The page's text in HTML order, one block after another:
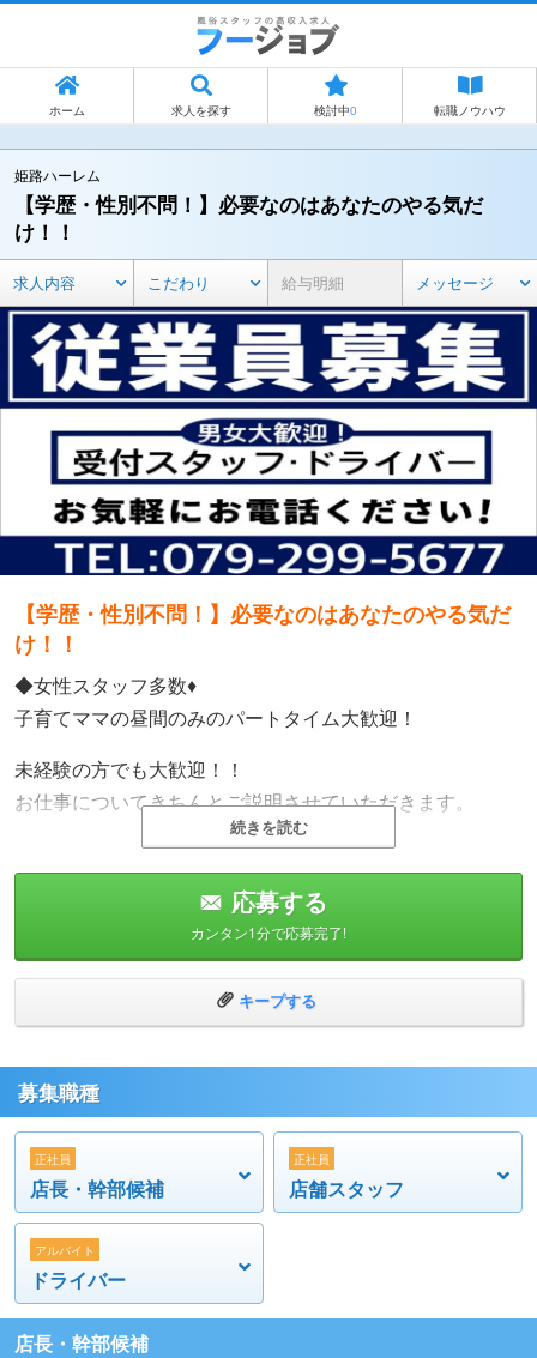
ホーム 求人を探す 検討中0 転職ノウハウ
姫路ハーレム
【学歴・性別不問！】必要なのはあなたのやる気だ
け！！
求人内容 こだわり 給与明細 メッセージ
【学歴・性別不問！】必要なのはあなたのやる気だ
け！！
◆女性スタッフ多数♦
子育てママの昼間のみのパートタイム大歓迎！
未経験の方でも大歓迎！！
お仕事についてきちんとご説明させていただきます。
※車は貸し出しです！
面接も随時受け付けておりますので、まずはお気軽にお問
当店で一緒に高収入を稼ぎましょう！！
続きを読む
応募する
カンタン1分で応募完了!
キープする
募集職種
正社員
店長・幹部候補
正社員
店舗スタッフ
アルバイト
ドライバー
店長・幹部候補